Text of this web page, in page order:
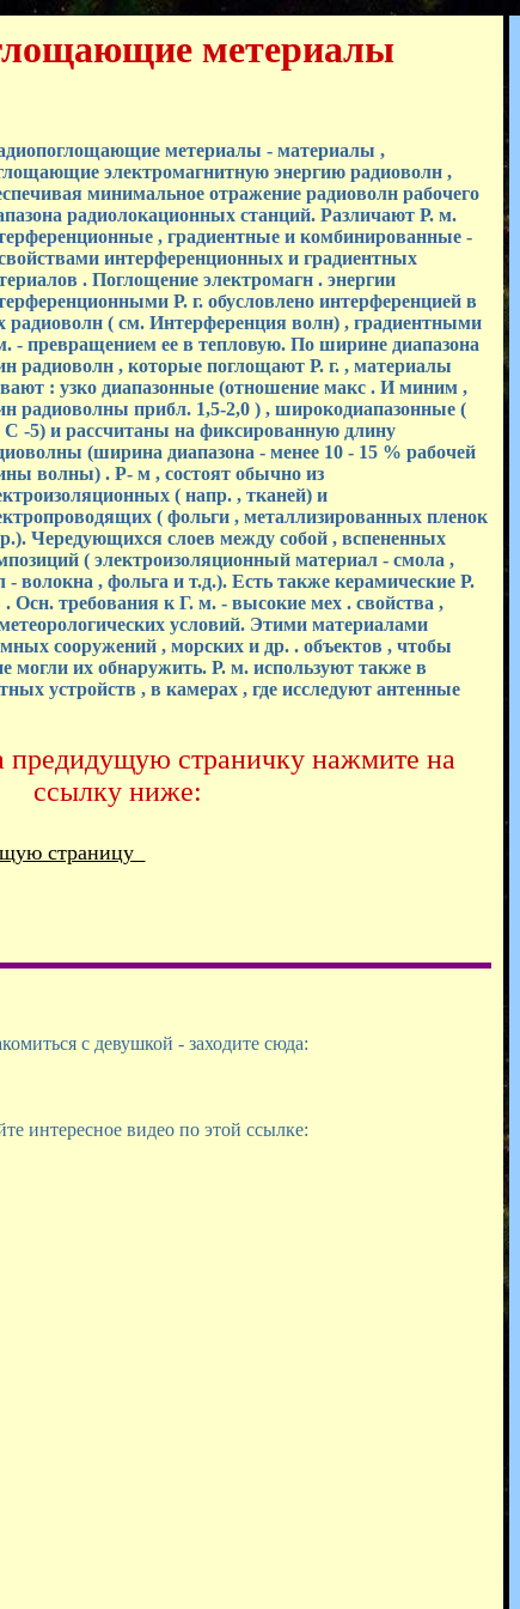
метериалы
метериалы - материалы ,
электромагнитную энергию радиоволн ,
минимальное отражение радиоволн рабочего
радиолокационных станций. Различают Р. м.
, градиентные и комбинированные -
интерференционных и градиентных
. Поглощение электромагн . энергии
Р. г. обусловлено интерференцией в
радиоволн ( см. Интерференция волн) , градиентными
- превращением ее в тепловую. По ширине диапазона
радиоволн , которые поглощают Р. г. , материалы
: узко диапазонные (отношение макс . И миним ,
радиоволны прибл. 1,5-2,0 ) , широкодиапазонные (
С -5) и рассчитаны на фиксированную длину
(ширина диапазона - менее 10 - 15 % рабочей
волны) . Р- м , состоят обычно из
( напр. , тканей) и
( фольги , металлизированных пленок
Чередующихся слоев между собой , вспененных
( электроизоляционный материал - смола ,
волокна , фольга и т.д.). Есть также керамические Р.
Осн. требования к Г. м. - высокие мех . свойства ,
условий. Этими материалами
сооружений , морских и др. . объектов , чтобы
могли их обнаружить. Р. м. используют также в
устройств , в камерах , где исследуют антенные
предидущую страничку нажмите на
ссылку ниже:
страницу
с девушкой - заходите сюда:
интересное видео по этой ссылке: